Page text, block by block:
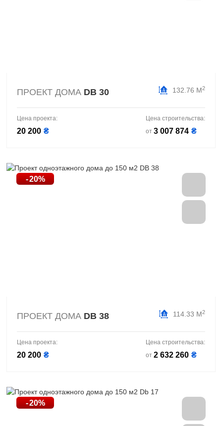
ПРОЕКТ ДОМА DB 30 132.76 М2
Цена проекта:
20 200 ₴
Цена строительства:
от 3 007 874 ₴
ПРОЕКТ ДОМА DB 38 114.33 М2
Цена проекта:
20 200 ₴
Цена строительства:
от 2 632 260 ₴